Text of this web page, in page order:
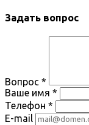
Задать вопрос
Вопрос *
Ваше имя *
Телефон *
E-mail